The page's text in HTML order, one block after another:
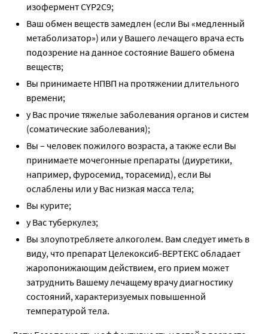
изофермент CYP2C9;
Ваш обмен веществ замедлен (если Вы «медленный
метаболизатор») или у Вашего лечащего врача есть
подозрение на данное состояние Вашего обмена
веществ;
Вы принимаете НПВП на протяжении длительного
времени;
у Вас прочие тяжелые заболевания органов и систем
(соматические заболевания);
Вы – человек пожилого возраста, а также если Вы
принимаете мочегонные препараты (диуретики,
например, фуросемид, торасемид), если Вы
ослаблены или у Вас низкая масса тела;
Вы курите;
у Вас туберкулез;
Вы злоупотребляете алкоголем. Вам следует иметь в
виду, что препарат Целекоксиб-ВЕРТЕКС обладает
жаропонижающим действием, его прием может
затруднить Вашему лечащему врачу диагностику
состояний, характеризуемых повышенной
температурой тела.